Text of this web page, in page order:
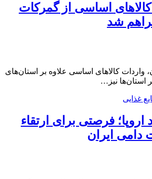
کالاهای اساسی از گمرکات
شد
واردات کالاهای اساسی علاوه بر استان‌های
استان‌ها نیز…
غذایی
فرصتی برای ارتقاء
دامی ایران